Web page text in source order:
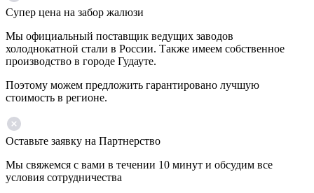
Супер цена на забор жалюзи
Мы официальный поставщик ведущих заводов
холоднокатной стали в России. Также имеем собственное
производство в городе Гудауте.
Поэтому можем предложить гарантировано лучшую
стоимость в регионе.
Оставьте заявку на Партнерство
Мы свяжемся с вами в течении 10 минут и обсудим все
условия сотрудничества